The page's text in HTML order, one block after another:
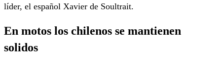
líder, el español Xavier de Soultrait.
En motos los chilenos se mantienen
solidos